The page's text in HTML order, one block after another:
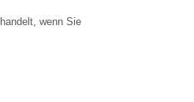
wenn Sie